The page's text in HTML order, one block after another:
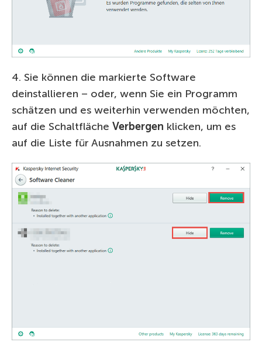
4. Sie können die markierte Software
deinstallieren – oder, wenn Sie ein Programm
schätzen und es weiterhin verwenden möchten,
auf die Schaltfläche Verbergen klicken, um es
auf die Liste für Ausnahmen zu setzen.